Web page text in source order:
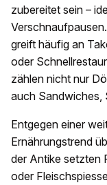
zubereitet sein –
greift häufig an
oder
zählen nicht nur
auch Sandwiches,
Entgegen einer
Ernährungstrend
der Antike setzten
oder